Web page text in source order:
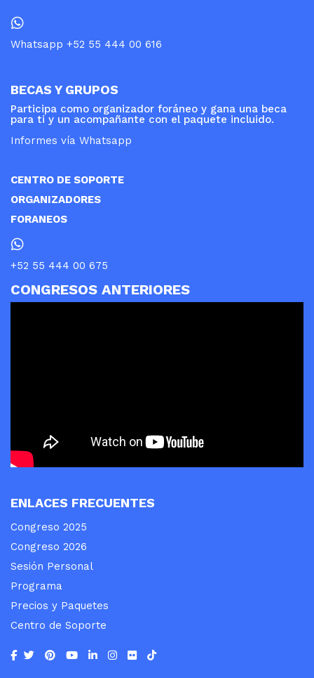
Whatsapp +52 55 444 00 616
BECAS Y GRUPOS
Participa como organizador foráneo y gana una beca
para ti y un acompañante con el paquete incluido.
Informes vía Whatsapp
CENTRO DE SOPORTE
ORGANIZADORES
FORANEOS
+52 55 444 00 675
CONGRESOS ANTERIORES
ENLACES FRECUENTES
Congreso 2025
Congreso 2026
Sesión Personal
Programa
Precios y Paquetes
Centro de Soporte